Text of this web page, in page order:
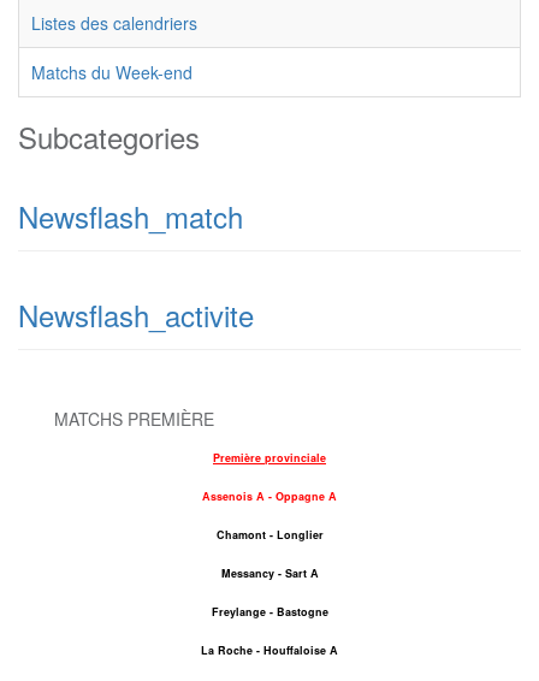
Listes des calendriers
Matchs du Week-end
Subcategories
Newsflash_match
Newsflash_activite
MATCHS PREMIÈRE
Première provinciale
Assenois A - Oppagne A
Chamont - Longlier
Messancy - Sart A
Freylange - Bastogne
La Roche - Houffaloise A